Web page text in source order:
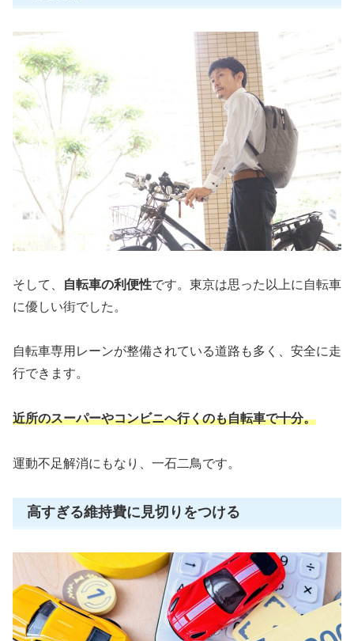
そして、 自転車の利便性です。東京は思った以上に自転車
に優しい街でした。
自転車専用レーンが整備されている道路も多く、安全に走
行できます。
近所のスーパーやコンビニへ行くのも自転車で十分。
運動不足解消にもなり、一石二鳥です。
高すぎる維持費に見切りをつける